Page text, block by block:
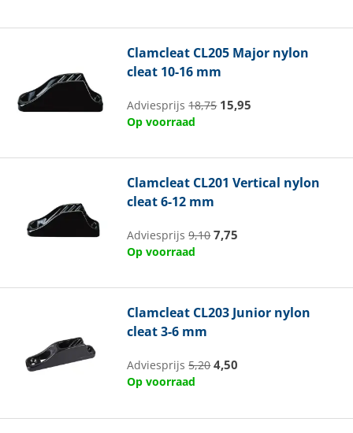
Clamcleat CL205 Major nylon
cleat 10-16 mm
Adviesprijs18,75 15,95
Op voorraad
Clamcleat CL201 Vertical nylon
cleat 6-12 mm
Adviesprijs9,10 7,75
Op voorraad
Clamcleat CL203 Junior nylon
cleat 3-6 mm
Adviesprijs5,20 4,50
Op voorraad